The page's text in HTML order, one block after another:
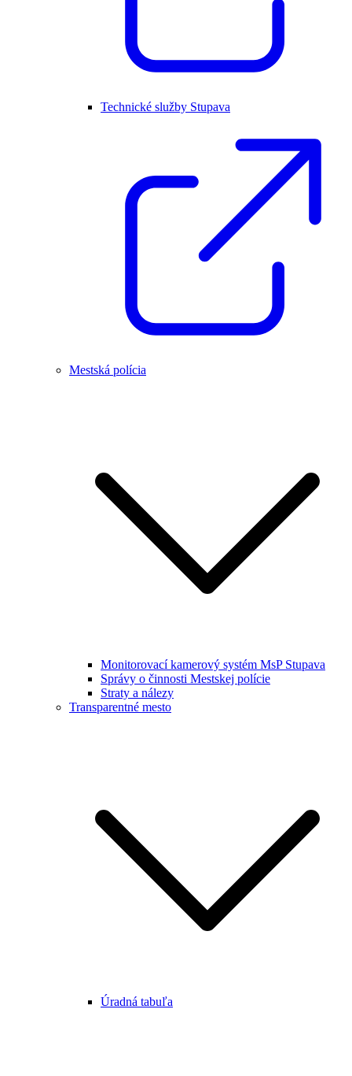
Technické služby Stupava
Mestská polícia
Monitorovací kamerový systém MsP Stupava
Správy o činnosti Mestskej polície
Straty a nálezy
Transparentné mesto
Úradná tabuľa